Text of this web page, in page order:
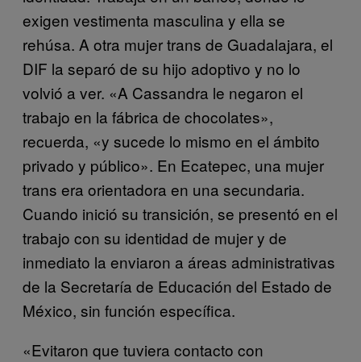
exigen vestimenta masculina y ella se
rehúsa. A otra mujer trans de Guadalajara, el
DIF la separó de su hijo adoptivo y no lo
volvió a ver. «A Cassandra le negaron el
trabajo en la fábrica de chocolates»,
recuerda, «y sucede lo mismo en el ámbito
privado y público». En Ecatepec, una mujer
trans era orientadora en una secundaria.
Cuando inició su transición, se presentó en el
trabajo con su identidad de mujer y de
inmediato la enviaron a áreas administrativas
de la Secretaría de Educación del Estado de
México, sin función específica.
«Evitaron que tuviera contacto con